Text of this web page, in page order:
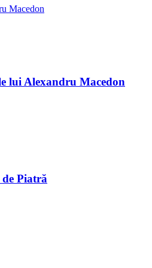
lui Alexandru Macedon
Piatră